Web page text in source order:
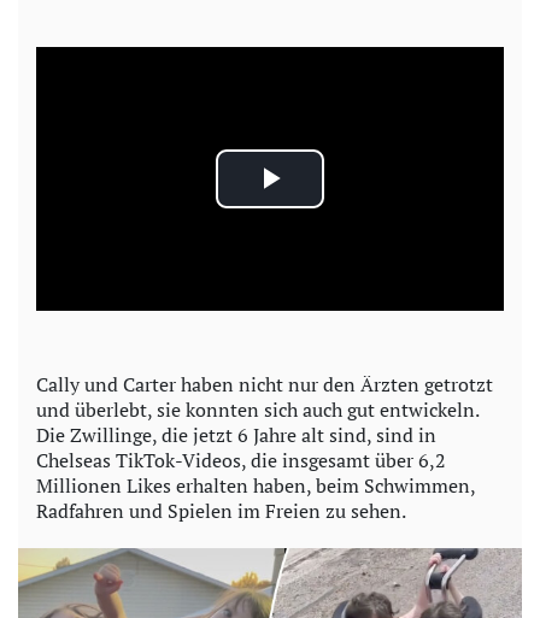
P
a
V
i
d
e
Cally und Carter haben nicht nur den Ärzten getrotzt
und überlebt, sie konnten sich auch gut entwickeln.
Die Zwillinge, die jetzt 6 Jahre alt sind, sind in
Chelseas TikTok-Videos, die insgesamt über 6,2
Millionen Likes erhalten haben, beim Schwimmen,
Radfahren und Spielen im Freien zu sehen.